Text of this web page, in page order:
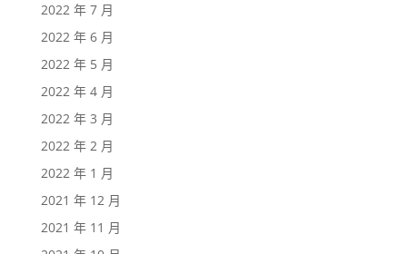
2022 年 7 月
2022 年 6 月
2022 年 5 月
2022 年 4 月
2022 年 3 月
2022 年 2 月
2022 年 1 月
2021 年 12 月
2021 年 11 月